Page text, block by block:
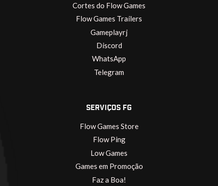
Cortes do Flow Games
Flow Games Trailers
Gameplayrj
Discord
WhatsApp
Telegram
SERVIÇOS FG
Flow Games Store
Flow Ping
Low Games
Games em Promoção
Faz a Boa!